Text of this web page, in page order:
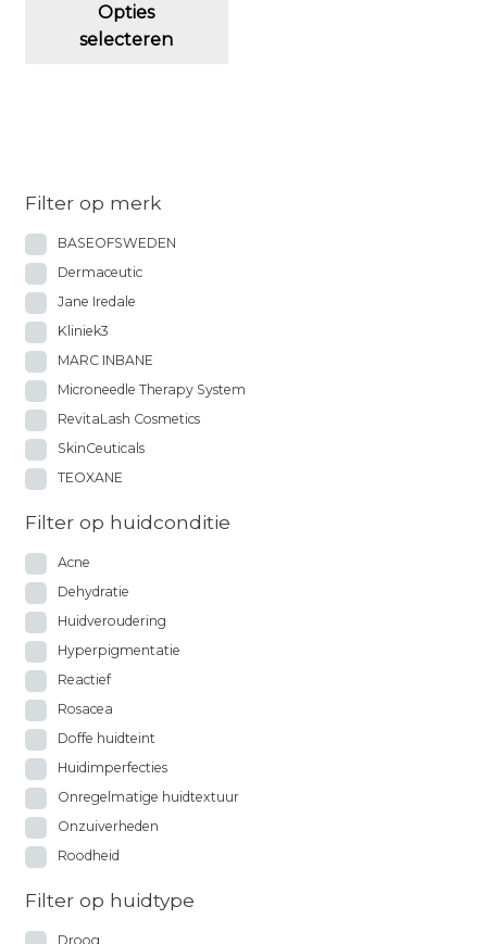
Opties
selecteren
Filter op merk
BASEOFSWEDEN
Dermaceutic
Jane Iredale
Kliniek3
MARC INBANE
Microneedle Therapy System
RevitaLash Cosmetics
SkinCeuticals
TEOXANE
Filter op huidconditie
Acne
Dehydratie
Huidveroudering
Hyperpigmentatie
Reactief
Rosacea
Doffe huidteint
Huidimperfecties
Onregelmatige huidtextuur
Onzuiverheden
Roodheid
Filter op huidtype
Droog